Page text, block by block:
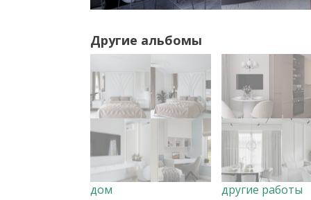
Другие альбомы
дом другие работы